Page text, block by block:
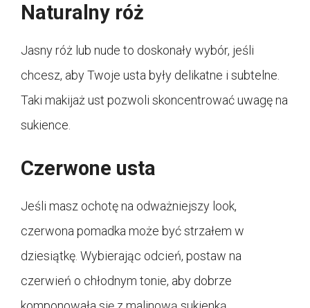
Naturalny róż
Jasny róż lub nude to doskonały wybór, jeśli
chcesz, aby Twoje usta były delikatne i subtelne.
Taki makijaż ust pozwoli skoncentrować uwagę na
sukience.
Czerwone usta
Jeśli masz ochotę na odważniejszy look,
czerwona pomadka może być strzałem w
dziesiątkę. Wybierając odcień, postaw na
czerwień o chłodnym tonie, aby dobrze